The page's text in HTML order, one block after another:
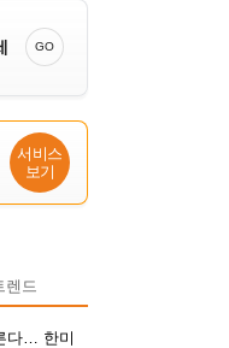
GO
서비스
보기
렌드
다… 한미